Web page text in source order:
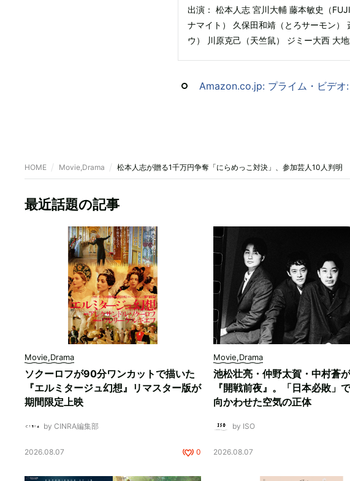
出演： 松本人志 宮川大輔 藤本敏史（
ナマイト） 久保田和靖（とろサーモン）
ウ） 川原克己（天竺鼠） ジミー大西 大地
Amazon.co.jp: プライム・ビデオ
HOME Movie,Drama 松本人志が贈る1千万円争奪「にらめっこ対決」、参加芸人10人判明
最近話題の記事
Movie,Drama
ソクーロフが90分ワンカットで描いた
『エルミタージュ幻想』リマスター版が
期間限定上映
by CINRA編集部
2026.08.07 0
Movie,Drama
池松壮亮・仲野太賀・中村蒼
『開戦前夜』。「日本必敗」
向かわせた空気の正体
by ISO
2026.08.07